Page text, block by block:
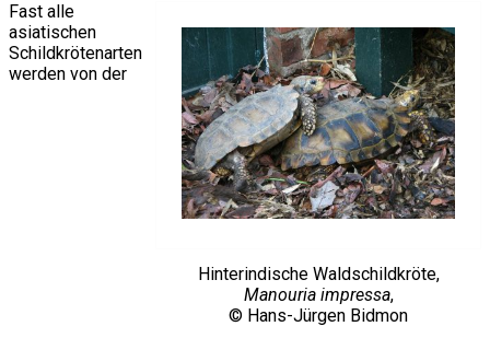
Hinterindische Waldschildkröte,
Manouria impressa,
© Hans-Jürgen Bidmon
Fast alle
asiatischen
Schildkrötenarten
werden von der